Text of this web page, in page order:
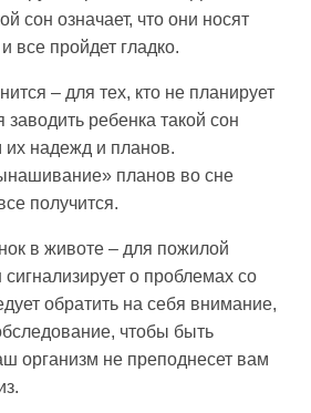
сон означает, что они носят
все пройдет гладко.
– для тех, кто не планирует
ребенка такой сон
их надежд и планов.
планов во сне
получится.
в животе – для пожилой
о проблемах со
обратить на себя внимание,
чтобы быть
организм не преподнесет вам